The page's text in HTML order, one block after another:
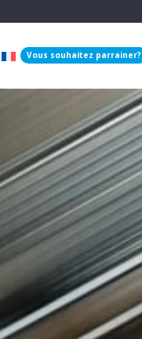
Vous souhaitez parrainer?